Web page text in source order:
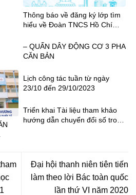
Thông báo về đăng ký lớp tìm
hiểu về Đoàn TNCS Hồ Chí
– QUẤN DÂY ĐỘNG CƠ 3 PHA
CĂN BẢN
Lịch công tác tuần từ ngày
23/10 đến 29/10/2023
Triển khai Tài liệu tham khảo
hướng dẫn chuyển đổi số trong
Đại hội thanh niên tiên tiến
làm theo lời Bác toàn quốc
lần thứ VI năm 2020